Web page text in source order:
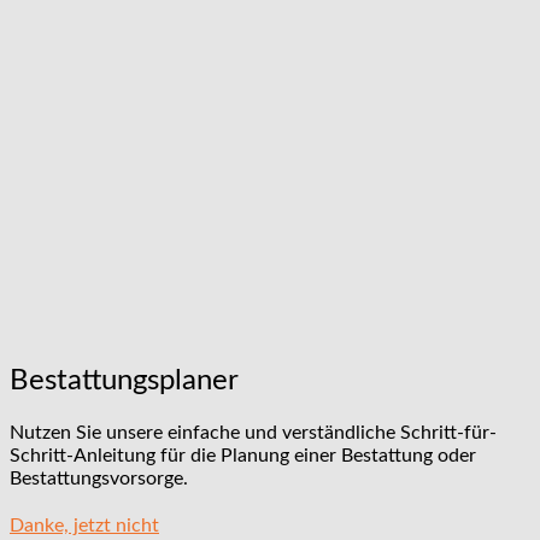
Bestattungsplaner
Nutzen Sie unsere einfache und verständliche Schritt-für-
Schritt-Anleitung für die Planung einer Bestattung oder
Bestattungsvorsorge.
Danke, jetzt nicht